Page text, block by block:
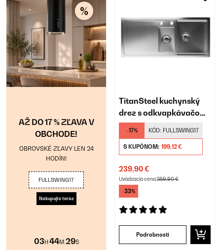
AŽ DO 17 % ZĽAVA V
OBCHODE!
OBROVSKÉ ZĽAVY LEN 24
HODÍN!
FULLSWING17
Nakupujte teraz
03H 44M 28S
TitanSteel kuchynský
drez s odkvapkávačom,
100 x 45 cm (DxŠ)
-17% KÓD: FULLSWING17
S KUPÓNOM: 199,12 €
239,90 €
Uvádzacia cena:359,90 €
-33%
Podrobnosti